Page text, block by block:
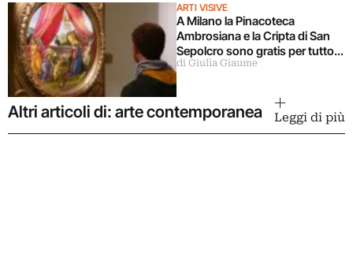
ARTI VISIVE
A Milano la Pinacoteca
Ambrosiana e la Cripta di San
Sepolcro sono gratis per tutto
agosto (ma solo per milanesi)
di Giulia Giaume
Altri articoli di: arte contemporanea Leggi di più